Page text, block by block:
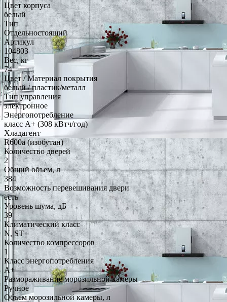
Цвет корпуса
белый
Тип
Отдельностоящий
Артикул
104803
Вес, кг
74
Цвет / Материал покрытия
белый / пластик/металл
Тип управления
электронное
Энергопотребление
класс A+ (308 кВтч/год)
Хладагент
R600a (изобутан)
Количество дверей
2
Общий объем, л
384
Возможность перевешивания двери
есть
Уровень шума, дБ
39
Климатический класс
N, ST
Количество компрессоров
1
Класс энергопотребления
A+
Размораживание морозильной камеры
Ручное
Объем морозильной камеры, л